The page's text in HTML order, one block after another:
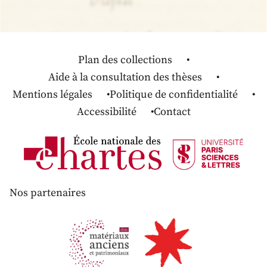
Plan des collections
Aide à la consultation des thèses
Mentions légales
Politique de confidentialité
Accessibilité
Contact
Nos partenaires